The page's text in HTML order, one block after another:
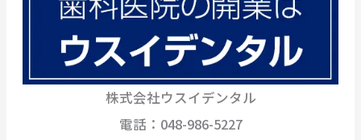
株式会社ウスイデンタル
電話：048-986-5227